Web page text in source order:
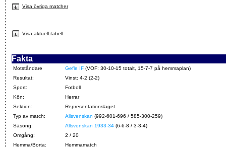
Visa övriga matcher
Visa aktuell tabell
Fakta
Motståndare Gefle IF (VOF: 30-10-15 totalt, 15-7-7 på hemmaplan)
Resultat:
Vinst: 4-2 (2-2)
Sport:
Fotboll
Kön:
Herrar
Sektion:
Representationslaget
Typ av match:
Allsvenskan (992-601-696 / 585-300-259)
Säsong:
Allsvenskan 1933-34 (6-6-8 / 3-3-4)
Omgång:
2 / 20
Hemma/Borta:
Hemmamatch